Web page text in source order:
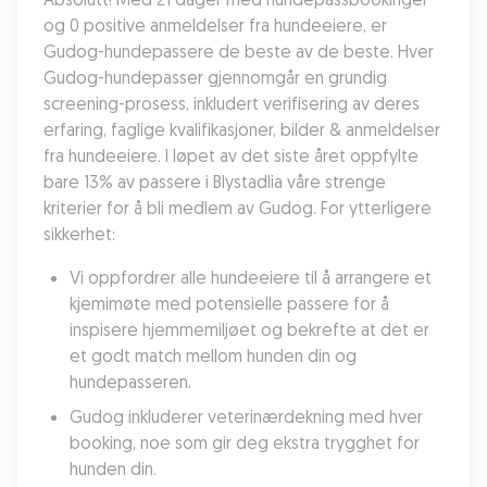
og 0 positive anmeldelser fra hundeeiere, er
Gudog-hundepassere de beste av de beste. Hver
Gudog-hundepasser gjennomgår en grundig
screening-prosess, inkludert verifisering av deres
erfaring, faglige kvalifikasjoner, bilder & anmeldelser
fra hundeeiere. I løpet av det siste året oppfylte
bare 13% av passere i Blystadlia våre strenge
kriterier for å bli medlem av Gudog. For ytterligere
sikkerhet:
Vi oppfordrer alle hundeeiere til å arrangere et
kjemimøte med potensielle passere for å
inspisere hjemmemiljøet og bekrefte at det er
et godt match mellom hunden din og
hundepasseren.
Gudog inkluderer veterinærdekning med hver
booking, noe som gir deg ekstra trygghet for
hunden din.